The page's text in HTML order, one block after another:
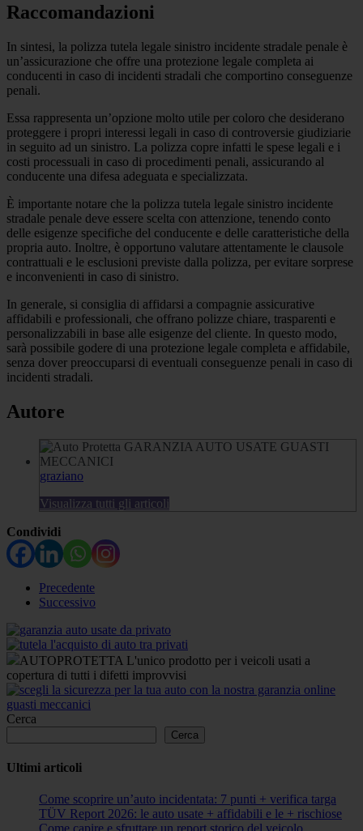
Raccomandazioni
In sintesi, la polizza tutela legale sinistro incidente stradale penale è
un’assicurazione che offre una protezione legale completa ai
conducenti in caso di incidenti stradali che comportino conseguenze
penali.
Essa rappresenta un’opzione molto utile per coloro che desiderano
proteggere i propri interessi legali in caso di controversie giudiziarie
in seguito ad un sinistro. La polizza copre infatti le spese legali e i
costi processuali in caso di procedimenti penali, assicurando al
conducente una difesa adeguata e specializzata.
È importante notare che la polizza tutela legale sinistro incidente
stradale penale deve essere scelta con attenzione, tenendo conto
delle esigenze specifiche del conducente e delle caratteristiche della
propria auto. Inoltre, è opportuno valutare attentamente le clausole
contrattuali e le esclusioni previste dalla polizza, per evitare sorprese
e inconvenienti in caso di sinistro.
In generale, si consiglia di affidarsi a compagnie assicurative
affidabili e professionali, che offrano polizze chiare, trasparenti e
personalizzabili in base alle esigenze del cliente. In questo modo,
sarà possibile godere di una protezione legale completa e affidabile,
senza dover preoccuparsi di eventuali conseguenze penali in caso di
incidenti stradali.
Autore
graziano
Visualizza tutti gli articoli
Condividi
Precedente
Successivo
AUTOPROTETTA L'unico prodotto per i veicoli usati a
copertura di tutti i difetti improvvisi
Cerca
Cerca
Ultimi articoli
Come scoprire un’auto incidentata: 7 punti + verifica targa
TÜV Report 2026: le auto usate + affidabili e le + rischiose
Come capire e sfruttare un report storico del veicolo